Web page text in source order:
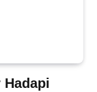
Hadapi